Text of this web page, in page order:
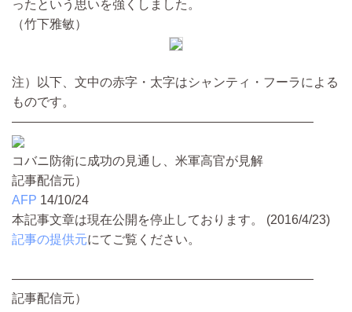
ったという思いを強くしました。
（竹下雅敏）
注）以下、文中の赤字・太字はシャンティ・フーラによる
ものです。
――――――――――――――――――――――――
コバニ防衛に成功の見通し、米軍高官が見解
記事配信元）
AFP 14/10/24
本記事文章は現在公開を停止しております。 (2016/4/23)
記事の提供元にてご覧ください。
――――――――――――――――――――――――
記事配信元）